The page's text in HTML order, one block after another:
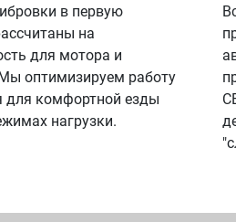
в первую
на
для мотора и
оптимизируем работу
для комфортной езды
нагрузки.